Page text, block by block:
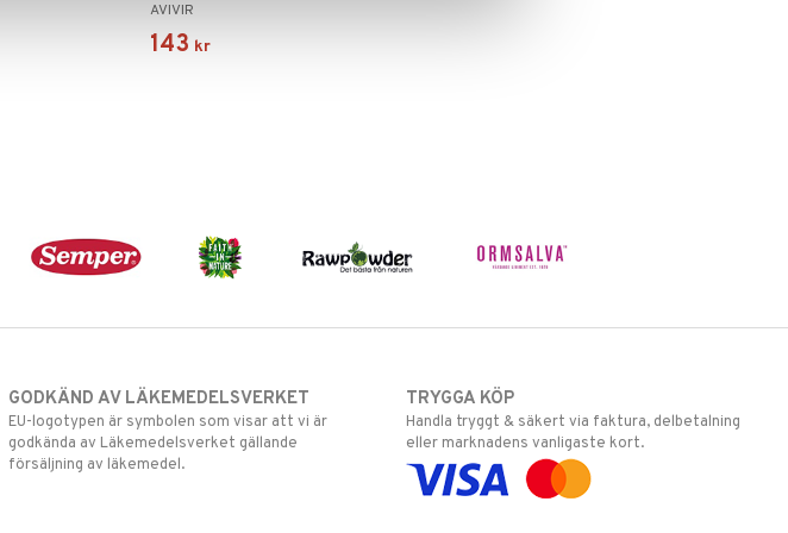
AVIVIR
143 kr
GODKÄND AV LÄKEMEDELSVERKET
EU-logotypen är symbolen som visar att vi är
godkända av Läkemedelsverket gällande
försäljning av läkemedel.
TRYGGA KÖP
Handla tryggt & säkert via faktura, delbetalning
eller marknadens vanligaste kort.